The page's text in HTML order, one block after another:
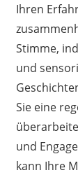
Ihren
Stimme,
und
Sie eine
und
kann Ihre